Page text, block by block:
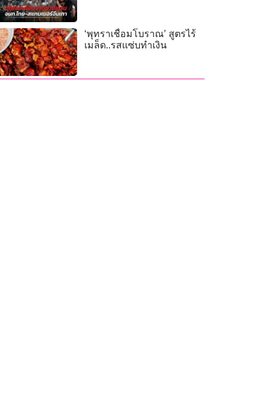
‘พุทราเชื่อมโบราณ’ สูตรไร้
เมล็ด..รสแซ่บทำเงิน